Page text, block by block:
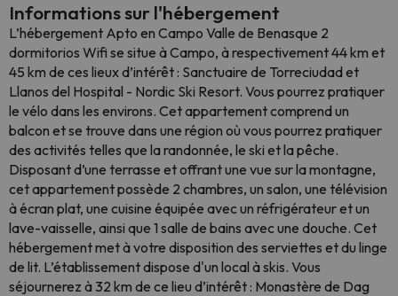
Informations sur l'hébergement
L’hébergement Apto en Campo Valle de Benasque 2
dormitorios Wifi se situe à Campo, à respectivement 44 km et
45 km de ces lieux d’intérêt : Sanctuaire de Torreciudad et
Llanos del Hospital - Nordic Ski Resort. Vous pourrez pratiquer
le vélo dans les environs. Cet appartement comprend un
balcon et se trouve dans une région où vous pourrez pratiquer
des activités telles que la randonnée, le ski et la pêche.
Disposant d’une terrasse et offrant une vue sur la montagne,
cet appartement possède 2 chambres, un salon, une télévision
à écran plat, une cuisine équipée avec un réfrigérateur et un
lave-vaisselle, ainsi que 1 salle de bains avec une douche. Cet
hébergement met à votre disposition des serviettes et du linge
de lit. L’établissement dispose d'un local à skis. Vous
séjournerez à 32 km de ce lieu d’intérêt : Monastère de Dag